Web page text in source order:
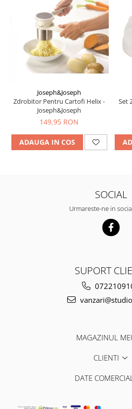
Joseph&Joseph
Zdrobitor Pentru Cartofi Helix -
Joseph&Joseph
149,95 RON
ADAUGA IN COS
Set
SOCIAL
Urmareste-ne in
SUPORT
MAGAZINUL
CLIENTI
DATE